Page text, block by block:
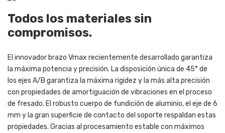
Todos los materiales sin
compromisos.
El innovador brazo Vmax recientemente desarrollado garantiza
la máxima potencia y precisión. La disposición única de 45° de
los ejes A/B garantiza la máxima rigidez y la más alta precisión
con propiedades de amortiguación de vibraciones en el proceso
de fresado. El robusto cuerpo de fundición de aluminio, el eje de 6
mm y la gran superficie de contacto del soporte respaldan estas
propiedades. Gracias al procesamiento estable con máximos